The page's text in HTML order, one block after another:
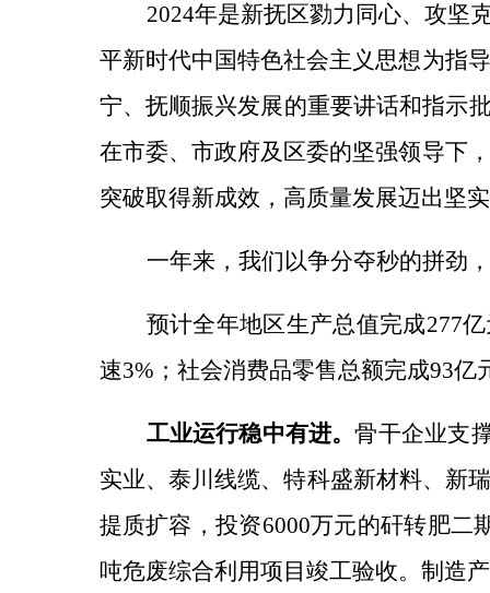
2024年是新抚区勠力同心、攻坚
平新时代中国特色社会主义思想为指
宁、抚顺振兴发展的重要讲话和指示
在市委、市政府及区委的坚强领导下
突破取得新成效，高质量发展迈出坚
一年来，我们以争分夺秒的拼劲
预计全年地区生产总值完成277
速3%；社会消费品零售总额完成93亿
工业运行稳中有进。骨干企业支
实业、泰川线缆、特科盛新材料、新
提质扩容，投资6000万元的矸转肥二
吨危废综合利用项目竣工验收。制造